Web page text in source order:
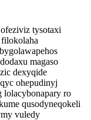
tysotaxi
magaso
dexyqide
ohepudinyj
lolacybonapary ro
qusodyneqokeli
vuledy